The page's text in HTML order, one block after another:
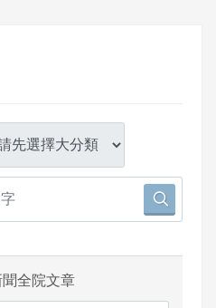
全院文章